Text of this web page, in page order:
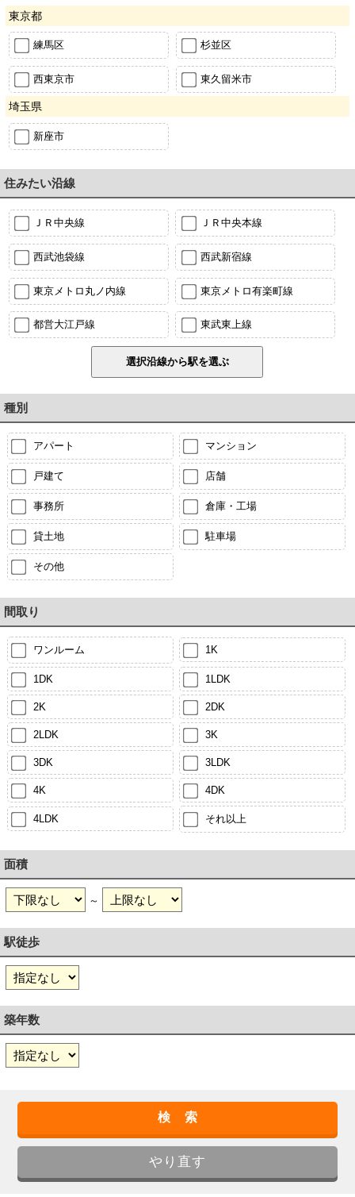
東京都
練馬区 杉並区
西東京市 東久留米市
埼玉県
新座市
住みたい沿線
ＪＲ中央線 ＪＲ中央本線
西武池袋線 西武新宿線
東京メトロ丸ノ内線 東京メトロ有楽町線
都営大江戸線 東武東上線
種別
アパート マンション
戸建て 店舗
事務所 倉庫・工場
貸土地 駐車場
その他
間取り
ワンルーム 1K
1DK 1LDK
2K 2DK
2LDK 3K
3DK 3LDK
4K 4DK
4LDK それ以上
面積
～
駅徒歩
築年数